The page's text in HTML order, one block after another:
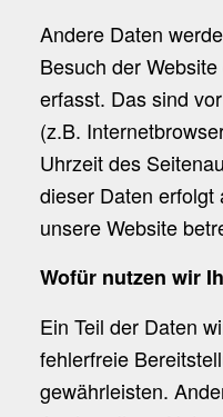
Andere Daten
Besuch der
erfasst. Das sind
(z.B.
Uhrzeit des
dieser Daten
unsere Website
Wofür nutzen wir
Ein Teil der Daten
fehlerfreie
gewährleisten.